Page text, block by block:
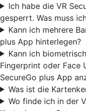
Ich habe die VR
gesperrt. Was muss
Kann ich mehrere
plus App hinterlegen?
Kann ich
Fingerprint oder Face
SecureGo plus App
Was ist die
Wo finde ich in der